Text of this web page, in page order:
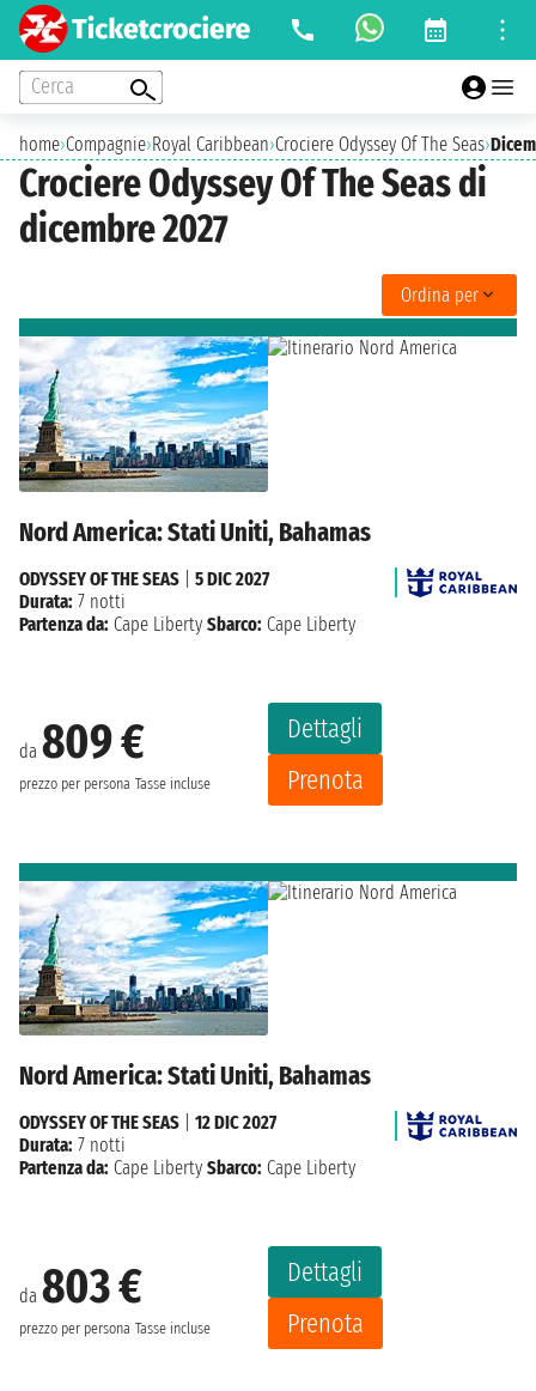
Cerca
home›Compagnie›Royal Caribbean›Crociere Odyssey Of The Seas›
Crociere Odyssey Of The Seas di
dicembre 2027
Ordina per
Nord America: Stati Uniti, Bahamas
da 809 €
prezzo per persona Tasse incluse
Dettagli
Prenota
ODYSSEY OF THE SEAS
5 DIC 2027
Durata: 7 notti
Partenza da: Cape Liberty Sbarco: Cape Liberty
Nord America: Stati Uniti, Bahamas
da 803 €
prezzo per persona Tasse incluse
Dettagli
Prenota
ODYSSEY OF THE SEAS
12 DIC 2027
Durata: 7 notti
Partenza da: Cape Liberty Sbarco: Cape Liberty